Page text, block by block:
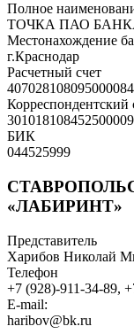
Полное
ТОЧКА ПАО
Местонахождение
г.Краснодар
Расчетный счет
Корреспондентский
БИК
044525999
«ЛАБИРИНТ»
Представитель
Харибов Николай
Телефон
+7 (928)-911-34-89,
E-mail:
haribov@bk.ru